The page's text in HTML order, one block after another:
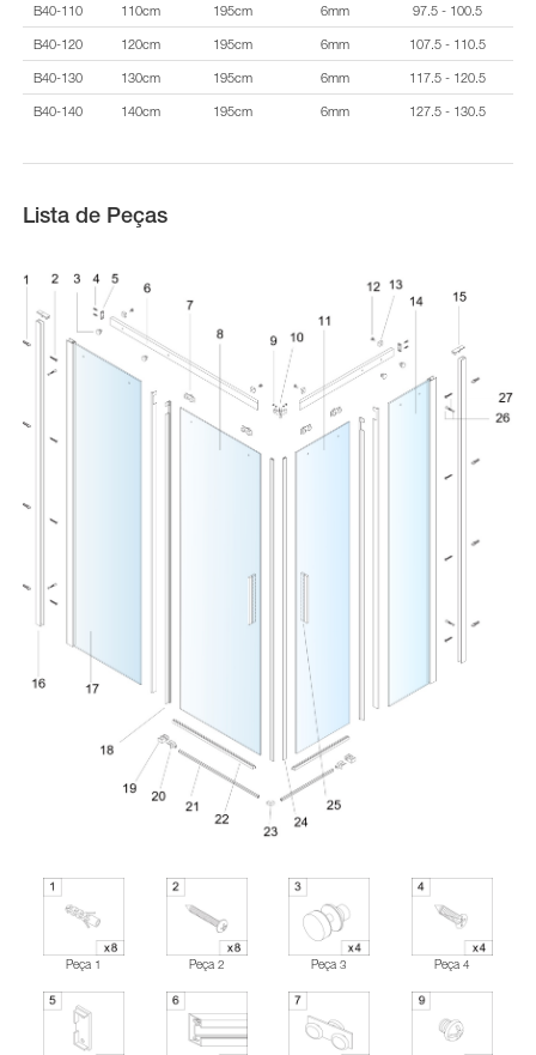
B40-110 110cm 195cm 6mm 97.5 - 100.5
B40-120 120cm 195cm 6mm 107.5 - 110.5
B40-130 130cm 195cm 6mm 117.5 - 120.5
B40-140 140cm 195cm 6mm 127.5 - 130.5
Lista de Peças
Peça 1 Peça 2 Peça 3 Peça 4